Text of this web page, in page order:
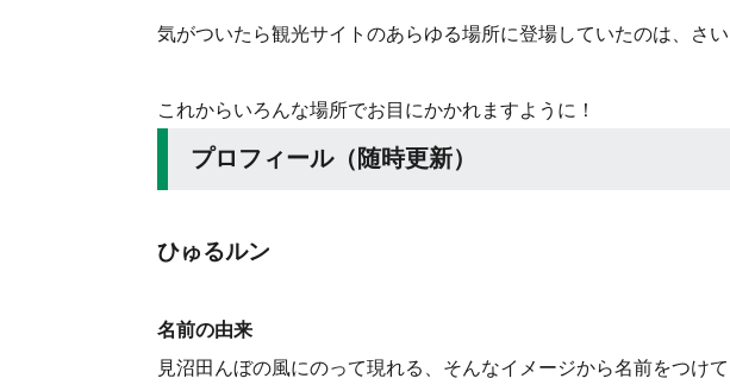
気がついたら観光サイトのあらゆる場所に登場していたのは、さ
これからいろんな場所でお目にかかれますように！
プロフィール（随時更新）
ひゅるルン
名前の由来
見沼田んぼの風にのって現れる、そんなイメージから名前をつけ